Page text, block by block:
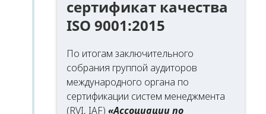
сертификат качества
ISO 9001:2015
По итогам заключительного
собрания группой аудиторов
международного органа по
сертификации систем менеджмента
(RVI, IAF) «Ассоциации по